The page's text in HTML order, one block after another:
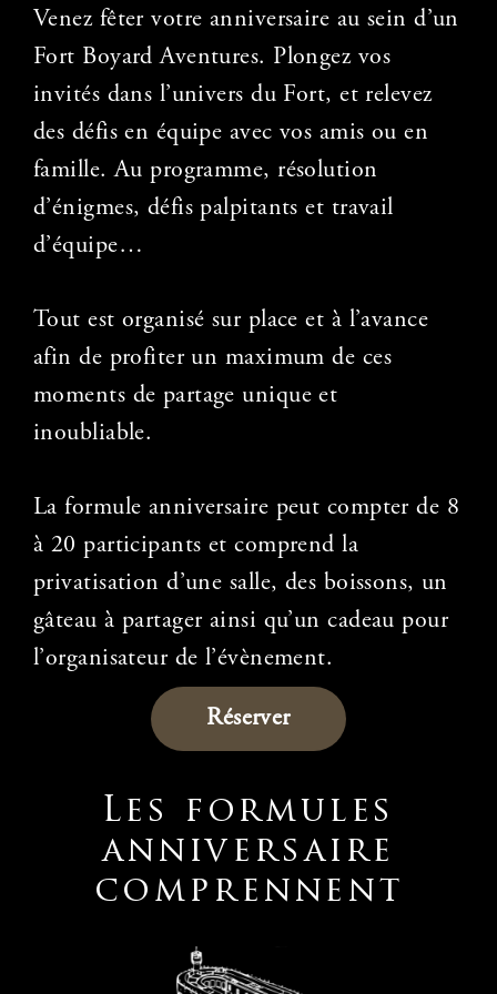
Venez fêter votre anniversaire au sein d’un
Fort Boyard Aventures. Plongez vos
invités dans l’univers du Fort, et relevez
des défis en équipe avec vos amis ou en
famille. Au programme, résolution
d’énigmes, défis palpitants et travail
d’équipe…
Tout est organisé sur place et à l’avance
afin de profiter un maximum de ces
moments de partage unique et
inoubliable.
La formule anniversaire peut compter de 8
à 20 participants et comprend la
privatisation d’une salle, des boissons, un
gâteau à partager ainsi qu’un cadeau pour
l’organisateur de l’évènement.
Réserver
Les formules
anniversaire
comprennent